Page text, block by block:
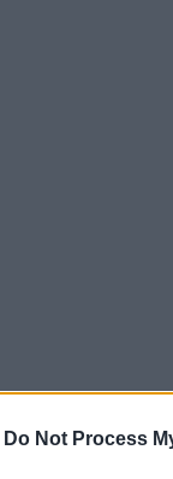
Do Not Process